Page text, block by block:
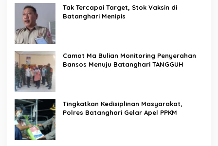
Tak Tercapai Target, Stok Vaksin di
Batanghari Menipis
Camat Ma Bulian Monitoring Penyerahan
Bansos Menuju Batanghari TANGGUH
Tingkatkan Kedisiplinan Masyarakat,
Polres Batanghari Gelar Apel PPKM